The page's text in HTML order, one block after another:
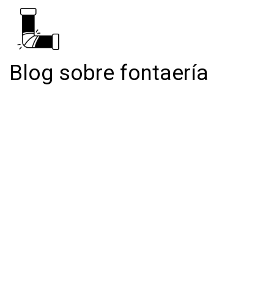
Blog sobre fontaería